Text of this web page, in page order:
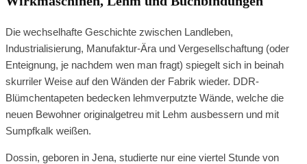
Die wechselhafte Geschichte zwischen Landleben,
Industrialisierung, Manufaktur-Ära und Vergesellschaftung (oder
Enteignung, je nachdem wen man fragt) spiegelt sich in beinah
skurriler Weise auf den Wänden der Fabrik wieder. DDR-
Blümchentapeten bedecken lehmverputzte Wände, welche die
neuen Bewohner originalgetreu mit Lehm ausbessern und mit
Sumpfkalk weißen.
Dossin, geboren in Jena, studierte nur eine viertel Stunde von